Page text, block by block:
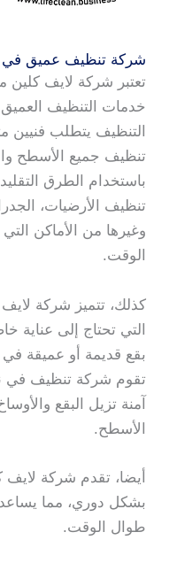
شركة تنظيف عميق في
تعتبر شركة لايف كلين
خدمات التنظيف
التنظيف يتطلب
تنظيف جميع الأسطح
باستخدام الطرق
تنظيف الأرضيات،
وغيرها من الأماكن التي
الوقت.
كذلك، تتميز شركة
التي تحتاج إلى عناية
بقع قديمة أو عميقة
تقوم شركة تنظيف في
آمنة تزيل البقع
الأسطح.
أيضا، تقدم شركة
بشكل دوري، مما
طوال الوقت.